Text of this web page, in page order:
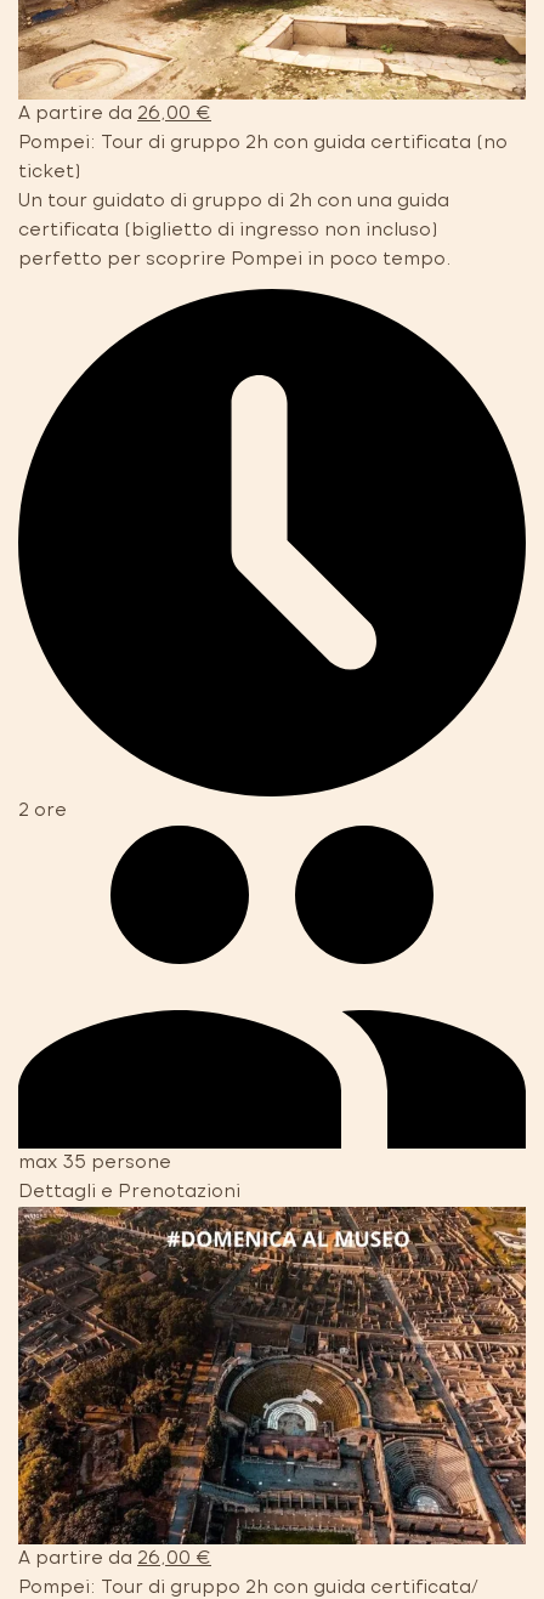
A partire da 26,00 €
Pompei: Tour di gruppo 2h con guida certificata (no
ticket)
Un tour guidato di gruppo di 2h con una guida
certificata (biglietto di ingresso non incluso)
perfetto per scoprire Pompei in poco tempo.
2 ore
max 35 persone
Dettagli e Prenotazioni
A partire da 26,00 €
Pompei: Tour di gruppo 2h con guida certificata/